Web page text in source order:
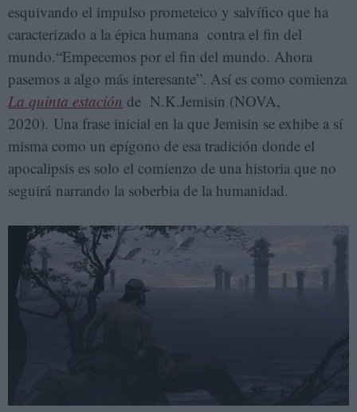
esquivando el impulso prometeico y salvífico que ha
caracterizado a la épica humana contra el fin del
mundo.“Empecemos por el fin del mundo. Ahora
pasemos a algo más interesante”. Así es como comienza
La quinta estación de N.K.Jemisin (NOVA,
2020). Una frase inicial en la que Jemisin se exhibe a sí
misma como un epígono de esa tradición donde el
apocalipsis es solo el comienzo de una historia que no
seguirá narrando la soberbia de la humanidad.